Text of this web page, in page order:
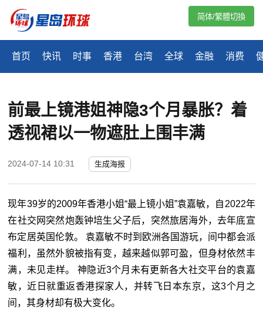
首页 快讯 时事 香港 台湾 全球 金融 消费
简体/繁體切換
前最上镜港姐神隐3个月暴胀？着
透视裙以一物遮肚上围丰满
2024-07-14 10:31 生成海报
现年39岁的2009年香港小姐“最上镜小姐”袁嘉敏，自2022年
在社交网突然炮轰钟培生父子后，突然旅居海外，去年底宣
布定居英国伦敦。 袁嘉敏不时到欧洲各国游玩，间中都会派
福利，虽然外貌被指有变，越来越似郭可盈，但身材依然丰
满，未见走样。 神隐近3个月未有更新各大社交平台的袁嘉
敏，近日就重返香港探家人，并转飞日本东京，这3个月之
间，其身材却有极大变化。